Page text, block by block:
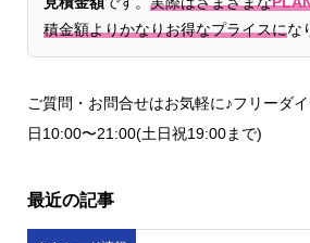
積金額よりかなりお得なプライスにな
ご質問・お問合せはお気軽に♪フリーダ
日10:00〜21:00(土日祝19:00まで)
最近の記事